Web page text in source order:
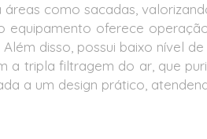
como sacadas,
oferece
disso, possui baixo nível
a tripla filtragem do ar, que
a um design prático,